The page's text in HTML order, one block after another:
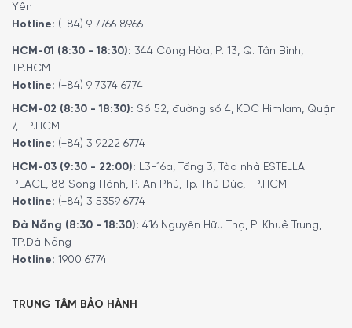
Yên
Hotline: (+84) 9 7766 8966
HCM-01 (8:30 - 18:30): 344 Cộng Hòa, P. 13, Q. Tân Bình,
TP.HCM
Hotline: (+84) 9 7374 6774
HCM-02 (8:30 - 18:30): Số 52, đường số 4, KDC Himlam, Quận
7, TP.HCM
Hotline: (+84) 3 9222 6774
HCM-03 (9:30 - 22:00): L3-16a, Tầng 3, Tòa nhà ESTELLA
PLACE, 88 Song Hành, P. An Phú, Tp. Thủ Đức, TP.HCM
Hotline: (+84) 3 5359 6774
Đà Nẵng (8:30 - 18:30): 416 Nguyễn Hữu Thọ, P. Khuê Trung,
TP.Đà Nẵng
Hotline: 1900 6774
TRUNG TÂM BẢO HÀNH